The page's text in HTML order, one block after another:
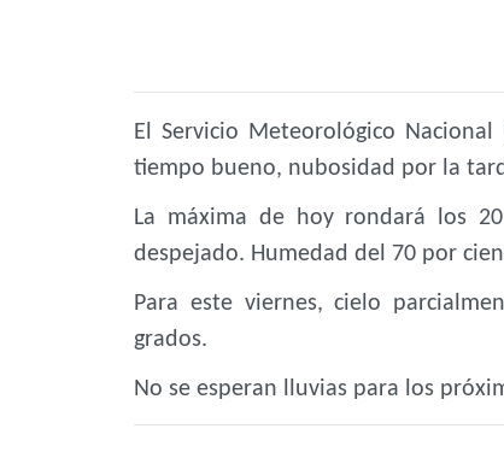
El Servicio Meteorológico
tiempo bueno, nubosidad por la
La máxima de hoy rondará los
despejado. Humedad del 70 por
Para este viernes, cielo
grados.
No se esperan lluvias para los